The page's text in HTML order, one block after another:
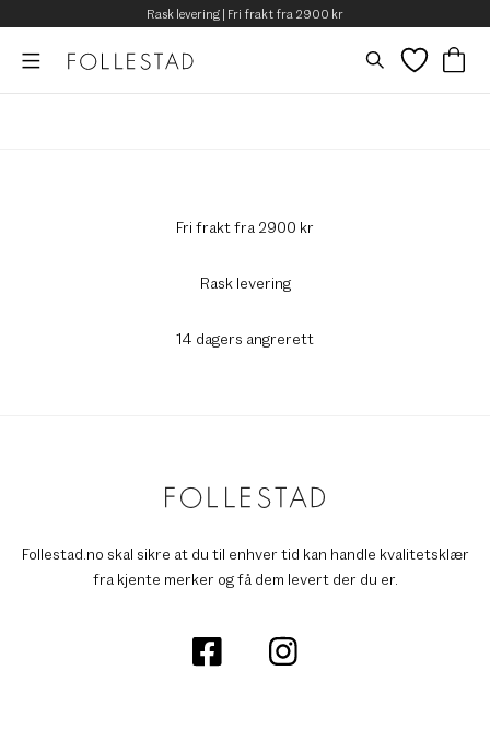
Rask levering | Fri frakt fra 2900 kr
Fri frakt fra 2900 kr
Rask levering
14 dagers angrerett
Follestad.no skal sikre at du til enhver tid kan handle kvalitetsklær
fra kjente merker og få dem levert der du er.